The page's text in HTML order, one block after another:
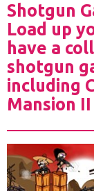
Shotgun
Load up
have a
shotgun
including
Mansion